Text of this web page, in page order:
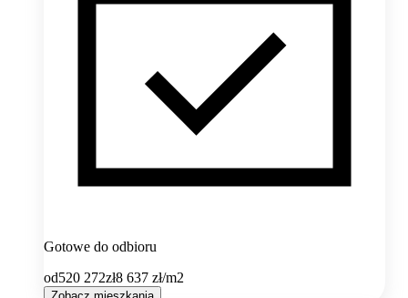
Gotowe do odbioru
od520 272zł8 637 zł/m2